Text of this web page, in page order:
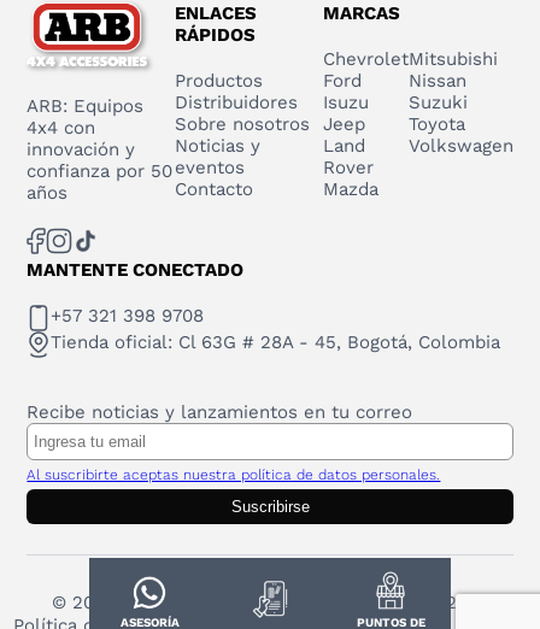
ARB: Equipos
4x4 con
innovación y
confianza por 50
años
ENLACES
RÁPIDOS
Productos
Distribuidores
Sobre nosotros
Noticias y
eventos
Contacto
MARCAS
Chevrolet
Ford
Isuzu
Jeep
Land
Rover
Mazda
Mitsubishi
Nissan
Suzuki
Toyota
Volkswagen
MANTENTE CONECTADO
+57 321 398 9708
Tienda oficial: Cl 63G # 28A - 45, Bogotá, Colombia
Recibe noticias y lanzamientos en tu correo
Al suscribirte aceptas nuestra política de datos personales.
Suscribirse
© 2025 Todos los derechos reservados. ARB 2023
ASESORÍA PUNTOS DE